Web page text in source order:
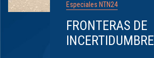
Especiales NTN24
FRONTERAS DE
INCERTIDUMBRE